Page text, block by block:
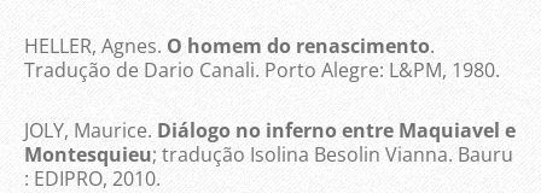
HELLER, Agnes. O homem do renascimento.
Tradução de Dario Canali. Porto Alegre: L&PM, 1980.
JOLY, Maurice. Diálogo no inferno entre Maquiavel e
Montesquieu; tradução Isolina Besolin Vianna. Bauru
: EDIPRO, 2010.